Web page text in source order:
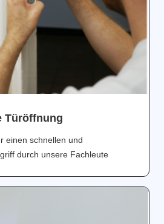
Türöffnung
einen schnellen und
durch unsere Fachleute